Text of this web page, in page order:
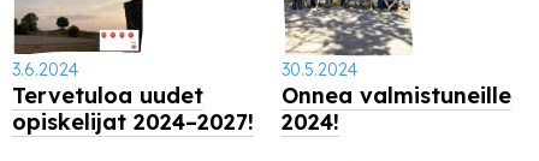
3.6.2024
Tervetuloa uudet
opiskelijat 2024–2027!
30.5.2024
Onnea valmistuneille
2024!